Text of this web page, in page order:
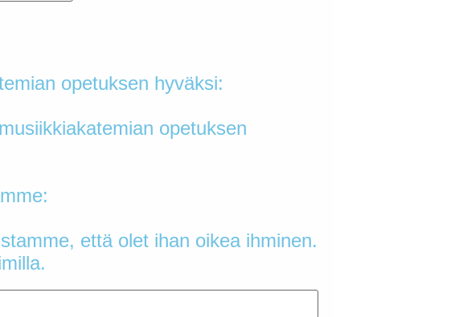
opetuksen hyväksi:
opetuksen
että olet ihan oikea ihminen.